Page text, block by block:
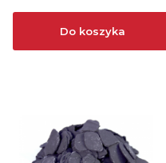
Do koszyka